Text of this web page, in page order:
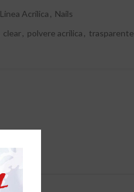
Linea Acrilica , Nails
clear, polvere acrilica , trasparente